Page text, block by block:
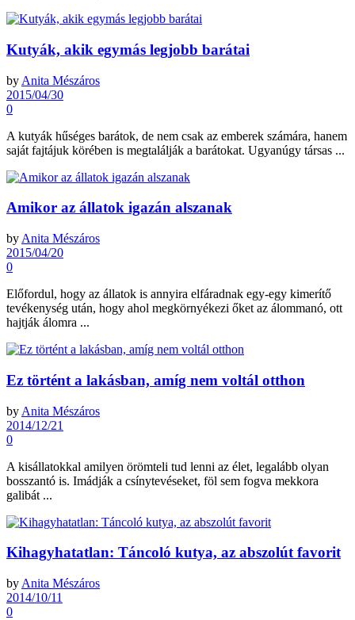
Kutyák, akik egymás legjobb barátai
by Anita Mészáros
2015/04/30
0
A kutyák hűséges barátok, de nem csak az emberek számára, hanem
saját fajtájuk körében is megtalálják a barátokat. Ugyanúgy társas ...
Amikor az állatok igazán alszanak
by Anita Mészáros
2015/04/20
0
Előfordul, hogy az állatok is annyira elfáradnak egy-egy kimerítő
tevékenység után, hogy ahol megkörnyékezi őket az álommanó, ott
hajtják álomra ...
Ez történt a lakásban, amíg nem voltál otthon
by Anita Mészáros
2014/12/21
0
A kisállatokkal amilyen örömteli tud lenni az élet, legalább olyan
bosszantó is. Imádják a csínytevéseket, föl sem fogva mekkora
galibát ...
Kihagyhatatlan: Táncoló kutya, az abszolút favorit
by Anita Mészáros
2014/10/11
0